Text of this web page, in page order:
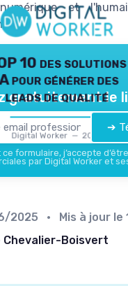
et
10 des solutions
pour générer des
leads de qualité
Digital Worker — 2026
gratuitement le
➔
formulaire, j’accepte
par Digital Worker et
2025 • Mis à jour le
Chevalier-Boisvert